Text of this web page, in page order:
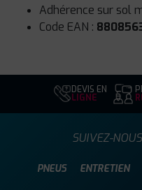
Adhérence sur sol
Code EAN :
DEVIS EN
LIGNE
PNEUS ENTRETIEN
SUIVEZ-